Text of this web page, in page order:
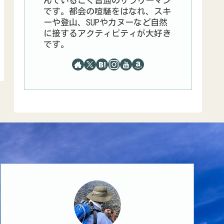
です。都会の喧騒をはなれ、スキ
ーや登山、SUPやカヌーなど自然
に接するアクティビティが大好き
です。